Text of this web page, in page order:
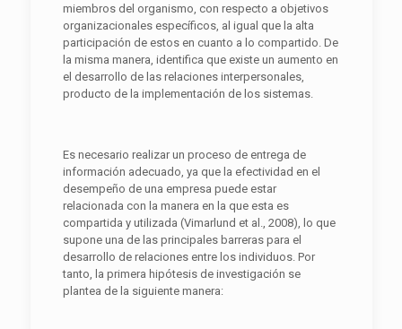
miembros del organismo, con respecto a objetivos
organizacionales específicos, al igual que la alta
participación de estos en cuanto a lo compartido. De
la misma manera, identifica que existe un aumento en
el desarrollo de las relaciones interpersonales,
producto de la implementación de los sistemas.
Es necesario realizar un proceso de entrega de
información adecuado, ya que la efectividad en el
desempeño de una empresa puede estar
relacionada con la manera en la que esta es
compartida y utilizada (Vimarlund et al., 2008), lo que
supone una de las principales barreras para el
desarrollo de relaciones entre los individuos. Por
tanto, la primera hipótesis de investigación se
plantea de la siguiente manera: